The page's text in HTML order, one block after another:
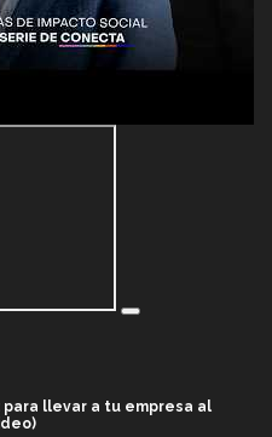
para llevar a tu empresa al